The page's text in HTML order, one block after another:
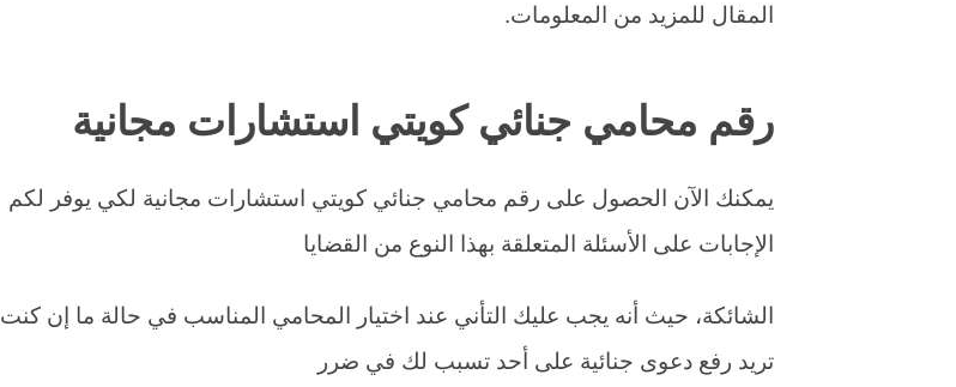
المقال للمزيد من المعلومات.
رقم محامي جنائي كويتي استشارات مجانية
يمكنك الآن الحصول على رقم محامي جنائي كويتي استشارات مجانية لكي يوفر لكم
الإجابات على الأسئلة المتعلقة بهذا النوع من القضايا
الشائكة، حيث أنه يجب عليك التأني عند اختيار المحامي المناسب في حالة ما إن كنت
تريد رفع دعوى جنائية على أحد تسبب لك في ضرر